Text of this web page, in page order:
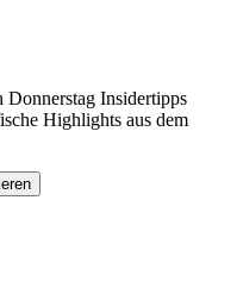
Insidertipps
Highlights aus dem